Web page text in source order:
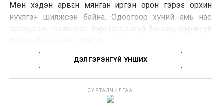
Мөн хэдэн арван мянган иргэн орон гэрээ орхин
нүүлгэн шилжсэн байна. Одоогоор хүний амь нас
эрсэдсэн тохиолдол бүртгэгдээгүй бөгөөд сураггүй
Албаныхны мэдээлснээр түймрийн нэг голомтыг
шатаасан гэх үндэслэлээр эрүүгийн хэрэг үүсгэн
ДЭЛГЭРЭНГҮЙ УНШИХ
СУРТАЛЧИЛГАА